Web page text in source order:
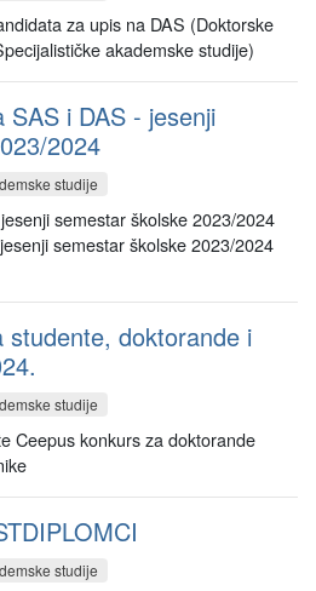
za upis na DAS (Doktorske
akademske studije)
i DAS - jesenji
2024
studije
semestar školske 2023/2024
semestar školske 2023/2024
studente, doktorande i
studije
Ceepus konkurs za doktorande
studije